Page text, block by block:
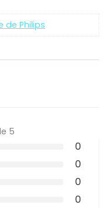
de Philips
5
0
0
0
0